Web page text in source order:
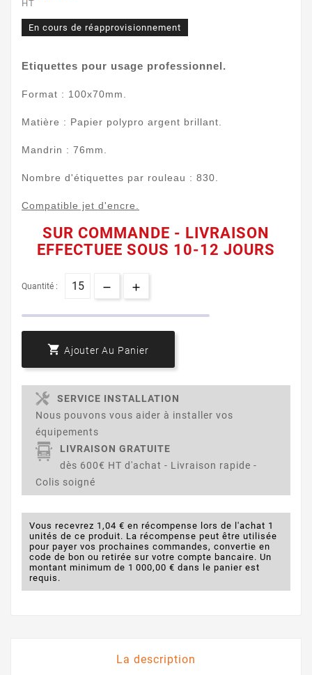
HT
En cours de réapprovisionnement
Etiquettes pour usage professionnel.
Format : 100x70mm.
Matière : Papier polypro argent brillant.
Mandrin : 76mm.
Nombre d'étiquettes par rouleau : 830.
Compatible jet d'encre.
SUR COMMANDE - LIVRAISON
EFFECTUEE SOUS 10-12 JOURS
Quantité :
 Ajouter Au Panier
SERVICE INSTALLATION
Nous pouvons vous aider à installer vos
équipements
LIVRAISON GRATUITE
dès 600€ HT d'achat - Livraison rapide -
Colis soigné
Vous recevrez 1,04 € en récompense lors de l'achat 1
unités de ce produit. La récompense peut être utilisée
pour payer vos prochaines commandes, convertie en
code de bon ou retirée sur votre compte bancaire. Un
montant minimum de 1 000,00 € dans le panier est
requis.
La description